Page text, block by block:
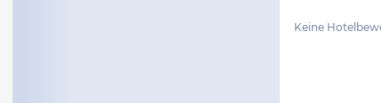
Keine